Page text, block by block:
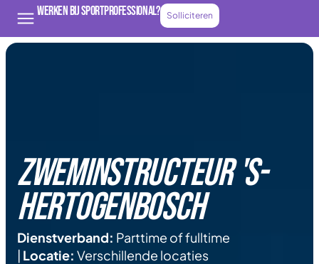
Werken bij Sportprofessional? Solliciteren
Zweminstructeur 's-
Hertogenbosch
Dienstverband: Parttime of fulltime
| Locatie: Verschillende locaties